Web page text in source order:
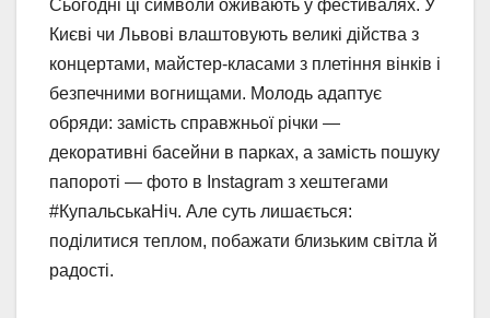
Сьогодні ці символи оживають у фестивалях. У
Києві чи Львові влаштовують великі дійства з
концертами, майстер-класами з плетіння вінків і
безпечними вогнищами. Молодь адаптує
обряди: замість справжньої річки —
декоративні басейни в парках, а замість пошуку
папороті — фото в Instagram з хештегами
#КупальськаНіч. Але суть лишається:
поділитися теплом, побажати близьким світла й
радості.